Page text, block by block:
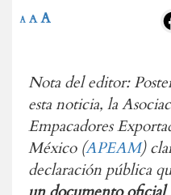
A A A
Nota del editor:
esta noticia, la
Empacadores
México (APEAM)
declaración pública